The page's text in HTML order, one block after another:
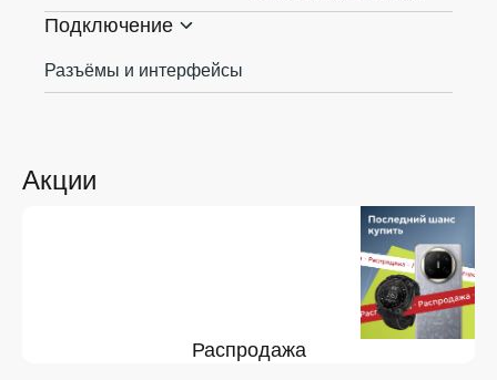
Акции
Распродажа
Подключение
Разъёмы и интерфейсы